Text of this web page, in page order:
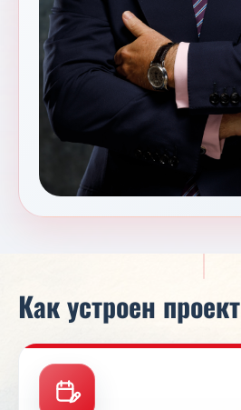
Как устроен проект